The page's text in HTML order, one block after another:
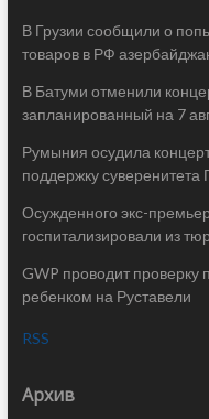
В Грузии сообщили о
товаров в РФ
В Батуми отменили
запланированный на 7
Румыния осудила
поддержку суверенитета
Осужденного экс-
госпитализировали из
GWP проводит
ребенком на Руставели
RSS
Архив